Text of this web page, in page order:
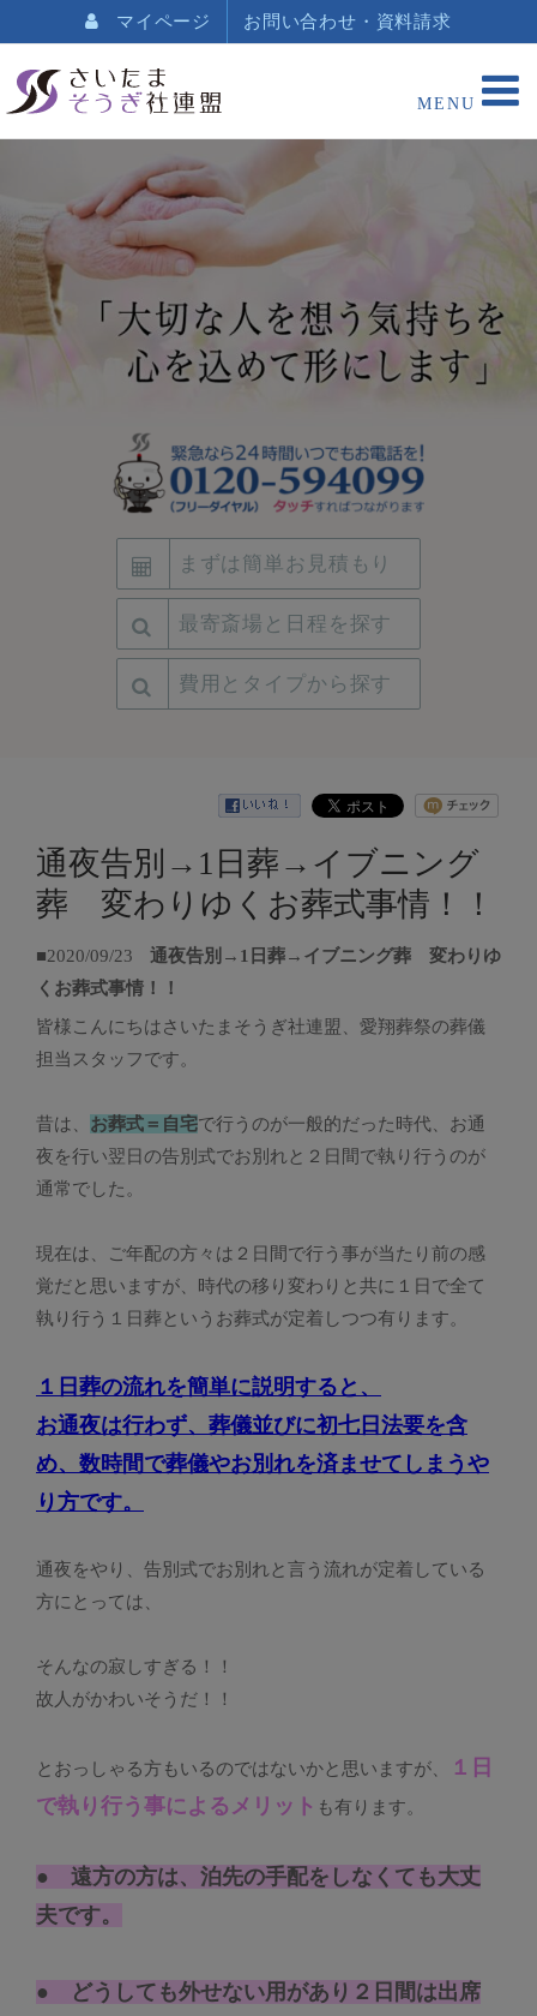
マイページ お問い合わせ・資料請求
まずは簡単お見積もり
最寄斎場と日程を探す
費用とタイプから探す
通夜告別→1日葬→イブニング
葬 変わりゆくお葬式事情！！
■2020/09/23
通夜告別→1日葬→イブニング葬 変わりゆ
くお葬式事情！！
皆様こんにちはさいたまそうぎ社連盟、愛翔葬祭の葬儀
担当スタッフです。
昔は、 お葬式＝自宅で行うのが一般的だった時代、お通
夜を行い翌日の告別式でお別れと２日間で執り行うのが
通常でした。
現在は、ご年配の方々は２日間で行う事が当たり前の感
覚だと思いますが、時代の移り変わりと共に１日で全て
執り行う１日葬というお葬式が定着しつつ有ります。
１日葬の流れを簡単に説明すると、
お通夜は行わず、葬儀並びに初七日法要を含
め、数時間で葬儀やお別れを済ませてしまうや
り方です。
通夜をやり、告別式でお別れと言う流れが定着している
方にとっては、
そんなの寂しすぎる！！
故人がかわいそうだ！！
とおっしゃる方もいるのではないかと思いますが、
１日
で執り行う事によるメリット も有ります。
● 遠方の方は、泊先の手配をしなくても大丈
夫です。
● どうしても外せない用があり２日間は出席